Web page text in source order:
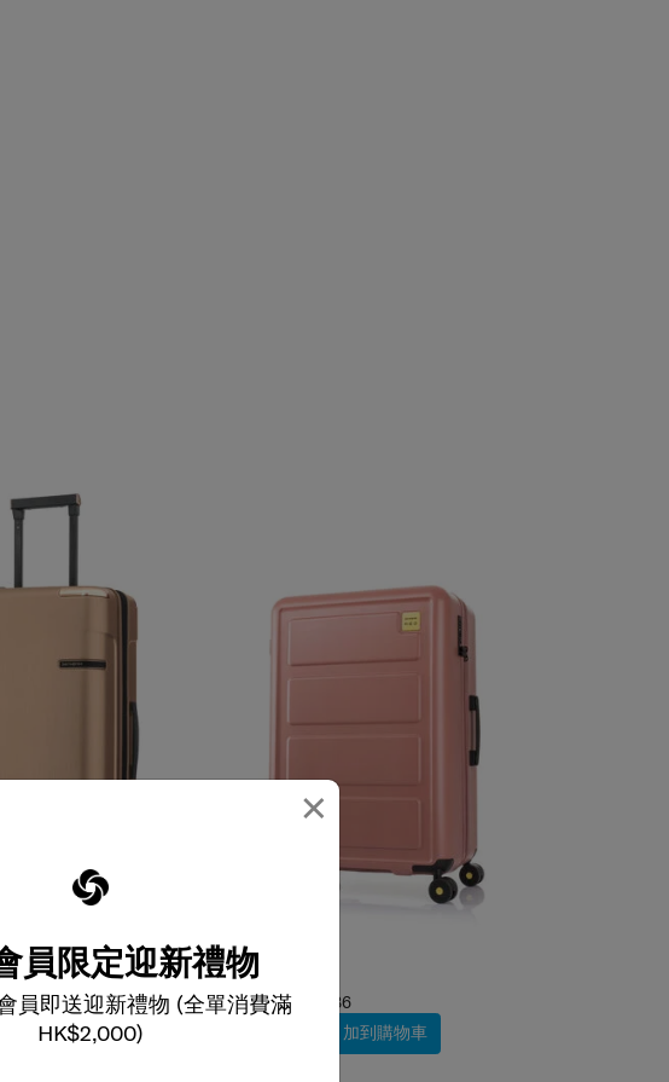
×
員限定迎新禮物
員即送迎新禮物 (全單消費滿
HK$2,000)
加到購物車
選擇顏色
$2,980
$2,086
加到購物車